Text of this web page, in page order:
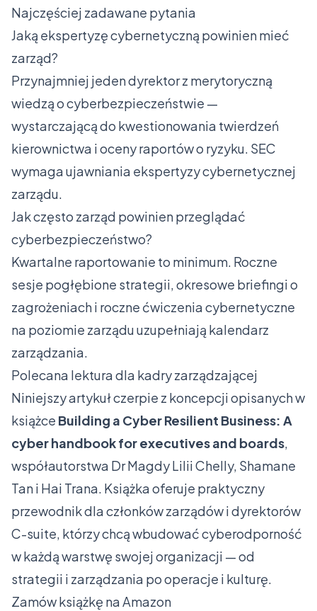
Najczęściej zadawane pytania
Jaką ekspertyzę cybernetyczną powinien mieć
zarząd?
Przynajmniej jeden dyrektor z merytoryczną
wiedzą o cyberbezpieczeństwie —
wystarczającą do kwestionowania twierdzeń
kierownictwa i oceny raportów o ryzyku. SEC
wymaga ujawniania ekspertyzy cybernetycznej
zarządu.
Jak często zarząd powinien przeglądać
cyberbezpieczeństwo?
Kwartalne raportowanie to minimum. Roczne
sesje pogłębione strategii, okresowe briefingi o
zagrożeniach i roczne ćwiczenia cybernetyczne
na poziomie zarządu uzupełniają kalendarz
zarządzania.
Polecana lektura dla kadry zarządzającej
Niniejszy artykuł czerpie z koncepcji opisanych w
książce Building a Cyber Resilient Business: A
cyber handbook for executives and boards,
współautorstwa Dr Magdy Lilii Chelly, Shamane
Tan i Hai Trana. Książka oferuje praktyczny
przewodnik dla członków zarządów i dyrektorów
C-suite, którzy chcą wbudować cyberodporność
w każdą warstwę swojej organizacji — od
strategii i zarządzania po operacje i kulturę.
Zamów książkę na Amazon